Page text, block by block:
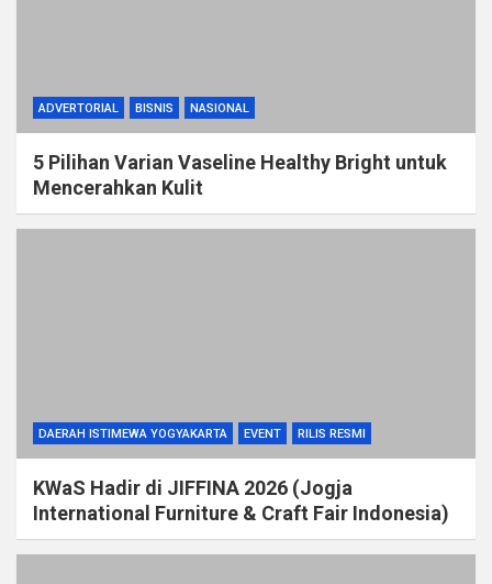
ADVERTORIAL BISNIS NASIONAL
5 Pilihan Varian Vaseline Healthy Bright untuk
Mencerahkan Kulit
DAERAH ISTIMEWA YOGYAKARTA EVENT RILIS RESMI
KWaS Hadir di JIFFINA 2026 (Jogja
International Furniture & Craft Fair Indonesia)